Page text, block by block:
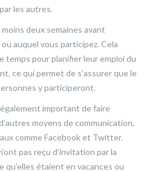
les autres.
deux semaines avant
auquel vous participez. Cela
temps pour planifier leur emploi du
ce qui permet de s’assurer que le
y participeront.
important de faire
moyens de communication,
comme Facebook et Twitter.
pas reçu d’invitation par la
qu’elles étaient en vacances ou